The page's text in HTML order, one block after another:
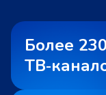
Более 230